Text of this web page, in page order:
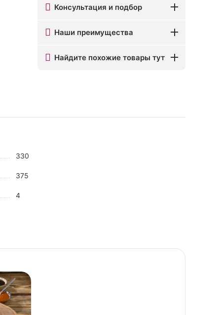
Консультация и подбор
Наши преимущества
Найдите похожие товары тут
330
375
4